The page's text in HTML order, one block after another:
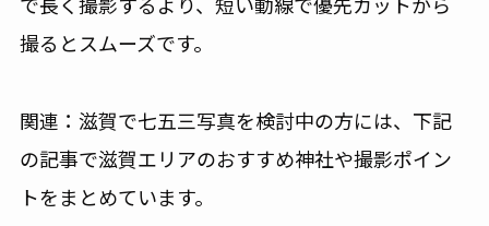
撮るとスムーズです。
関連：滋賀で七五三写真を検討中の方には、下記
の記事で滋賀エリアのおすすめ神社や撮影ポイン
トをまとめています。